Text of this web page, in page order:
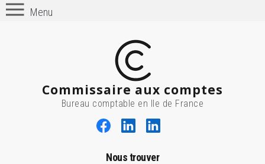
Menu
Commissaire aux comptes
Bureau comptable en Ile de France
Nous trouver